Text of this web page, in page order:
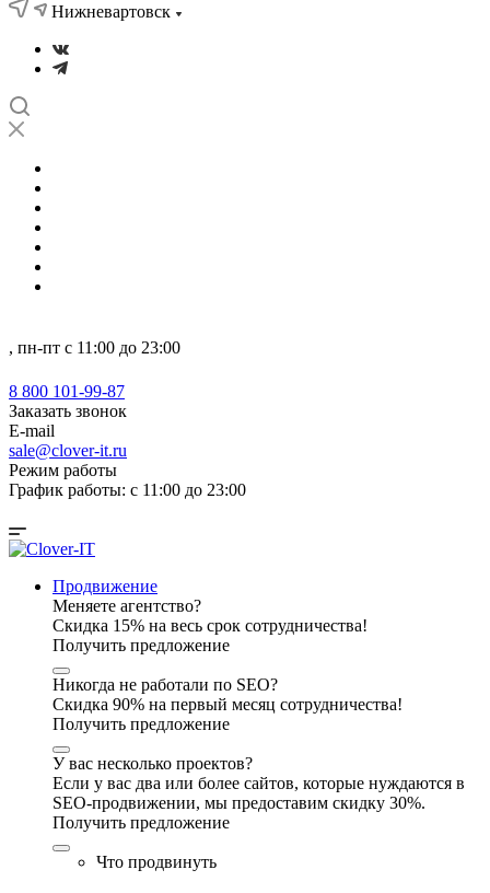
Нижневартовск
, пн-пт с 11:00 до 23:00
8 800 101-99-87
Заказать звонок
E-mail
sale@clover-it.ru
Режим работы
График работы: с 11:00 до 23:00
Продвижение
Меняете агентство?
Скидка 15% на весь срок сотрудничества!
Получить предложение
Никогда не работали по SEO?
Скидка 90% на первый месяц сотрудничества!
Получить предложение
У вас несколько проектов?
Если у вас два или более сайтов, которые нуждаются в
SEO-продвижении, мы предоставим скидку 30%.
Получить предложение
Что продвинуть